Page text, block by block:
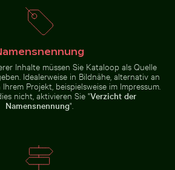
Luftaufnahme von Laem Haad
Beach, Koh Yao Yai
und Küste in Mauritius
CN Tower zwischen
CN Tower zwischen
Wolkenkratzern und städtischer
mit Knospen vor schwarzem
Einsamer Baum im
Inhalte müssen Sie Kataloop als Quelle
Idealerweise in Bildnähe, alternativ an
Projekt, beispielsweise im Impressum.
nicht, aktivieren Sie "Verzicht der
Namensnennung".